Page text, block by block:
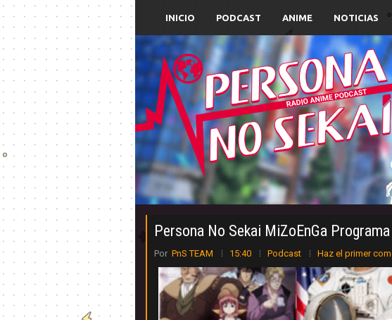
INICIO PODCAST ANIME NOTICIAS
Persona No Sekai MiZoEnGa
Por PnS TEAM 15:40 Podcast Haz el primer